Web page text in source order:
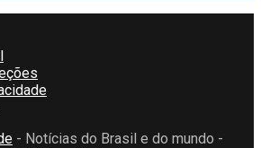
- Notícias do Brasil e do mundo -